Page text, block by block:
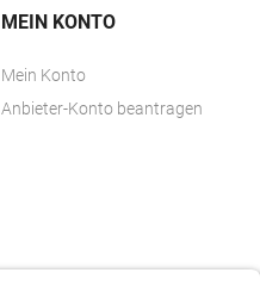
MEIN KONTO
Mein Konto
Anbieter-Konto beantragen